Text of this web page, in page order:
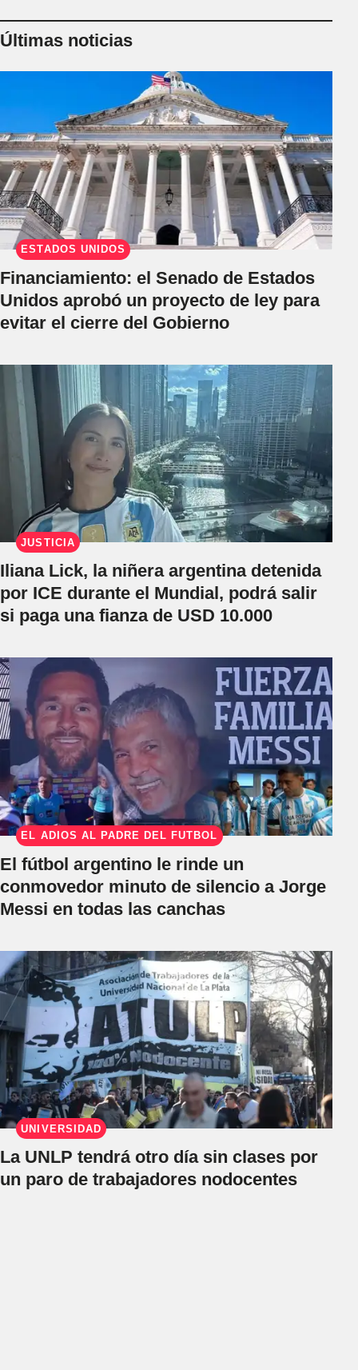
Últimas noticias
ESTADOS UNIDOS
Financiamiento: el Senado de Estados
Unidos aprobó un proyecto de ley para
evitar el cierre del Gobierno
JUSTICIA
Iliana Lick, la niñera argentina detenida
por ICE durante el Mundial, podrá salir
si paga una fianza de USD 10.000
EL ADIÓS AL PADRE DEL FÚTBOL
El fútbol argentino le rinde un
conmovedor minuto de silencio a Jorge
Messi en todas las canchas
UNIVERSIDAD
La UNLP tendrá otro día sin clases por
un paro de trabajadores nodocentes